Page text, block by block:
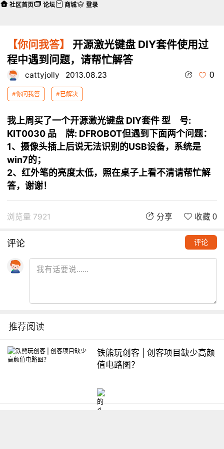
【你问我答】
开源激光键盘 DIY套件使用过
程中遇到问题，请帮忙解答
cattyjolly 2013.08.23 0
#你问我答 #已解决
我上周买了一个开源激光键盘 DIY套件 型 号:
KIT0030 品 牌: DFROBOT但遇到下面两个问题：
1、摄像头插上后说无法识别的USB设备，系统是
win7的；
2、红外笔的亮度太低，照在桌子上看不清请帮忙解
答，谢谢！
浏览量 7921 分享 收藏 0
评论 评论
推荐阅读
铁熊玩创客 | 创客项目缺少高颜
值电路图？
社区首页 论坛 商城 登录